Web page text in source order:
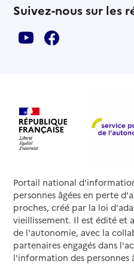
Suivez-nous sur les
Portail national
personnes âgées en perte
proches, créé par la loi
vieillissement. Il est édité et
de l'autonomie, avec la
partenaires engagés dans
l'information des personnes